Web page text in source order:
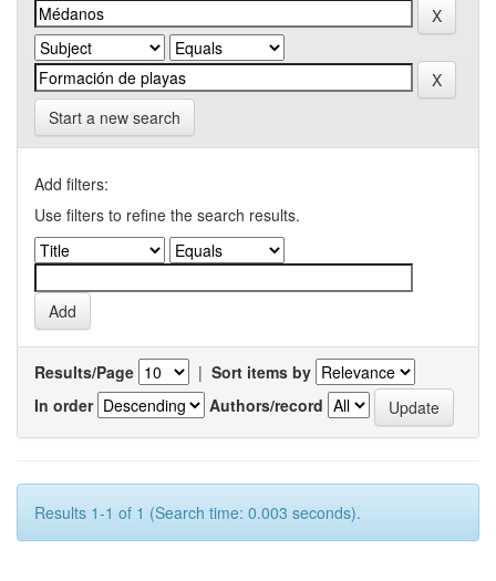
Start a new search
Add filters:
Use filters to refine the search results.
Results/Page | Sort items by
In order
Authors/record
Results 1-1 of 1 (Search time: 0.003 seconds).